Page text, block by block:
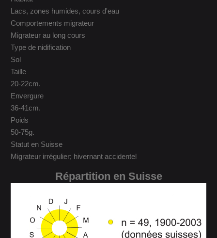
Lacs, zones humides, cours d'eau
Comportements migrateur
Migrateur au long cours
Type de nidification
Sol
Taille
20-22cm.
Envergure
36-41cm.
Poids
50-75g.
Statut en Suisse
Migrateur irrégulier; hivernant accidentel
Répartition en Suisse